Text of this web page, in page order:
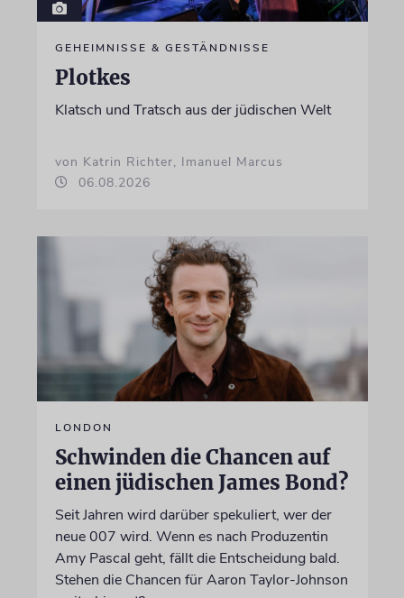
GEHEIMNISSE & GESTÄNDNISSE
Plotkes
Klatsch und Tratsch aus der jüdischen Welt
von Katrin Richter, Imanuel Marcus
06.08.2026
LONDON
Schwinden die Chancen auf
einen jüdischen James Bond?
Seit Jahren wird darüber spekuliert, wer der
neue 007 wird. Wenn es nach Produzentin
Amy Pascal geht, fällt die Entscheidung bald.
Stehen die Chancen für Aaron Taylor-Johnson